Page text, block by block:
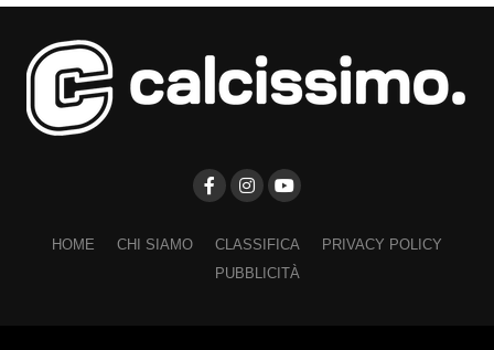
HOME CHI SIAMO CLASSIFICA
PRIVACY POLICY
PUBBLICITÀ